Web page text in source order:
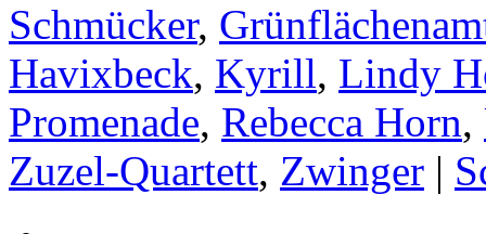
Schmücker,
Havixbeck, Kyrill, Lindy
Promenade, Rebecca Horn,
Zuzel-Quartett, Zwinger |